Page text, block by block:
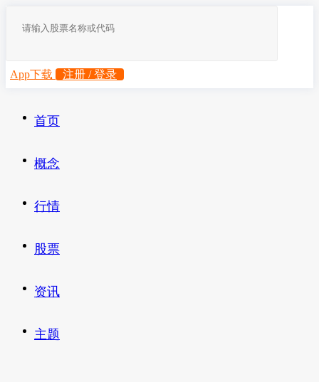
App下载 注册 / 登录
首页
概念
行情
股票
资讯
主题